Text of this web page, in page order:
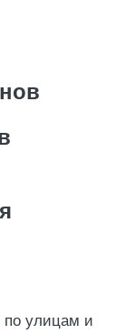
улицам и